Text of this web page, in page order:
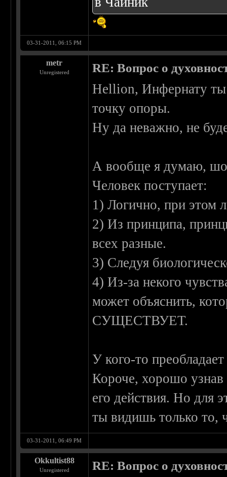
03-31-2011, 06:15 PM
metr
Unregistered RE: Вопрос о
Hellion, Инфернату ты
точку опоры.
Ну да неважно, не
А вообще я думаю, шо
Человек поступает:
1) Логично, при этом
2) Из принципа,
всех разные.
3) Следуя
4) Из-за некого
может объяснить,
СУЩЕСТВУЕТ.
У кого-то
Короче, хорошо узнав
его действия. Но для
ты видишь только то,
03-31-2011, 06:49 PM
Okkultist88
Unregistered RE: Вопрос о